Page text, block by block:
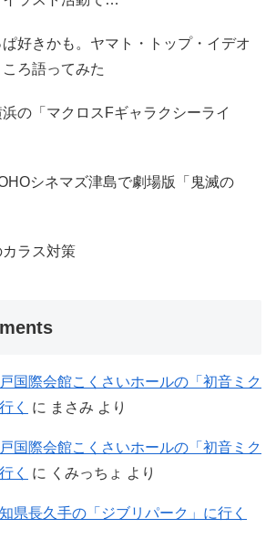
好きかも。ヤマト・トップ・イデオ
ろ語ってみた
の「マクロスFギャラクシーライ
シネマズ津島で劇場版「鬼滅の
ラス対策
国際会館こくさいホールの「初音ミク
く
に まさみ より
国際会館こくさいホールの「初音ミク
く
に くみっちょ より
県長久手の「ジブリパーク」に行く